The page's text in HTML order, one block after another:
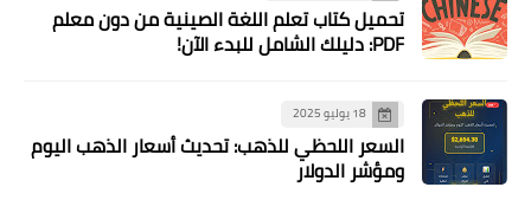
تحميل كتاب تعلم اللغة الصينية من دون معلم
PDF: دليلك الشامل للبدء الآن!
18 يوليو 2025
السعر اللحظي للذهب: تحديث أسعار الذهب اليوم
ومؤشر الدولار